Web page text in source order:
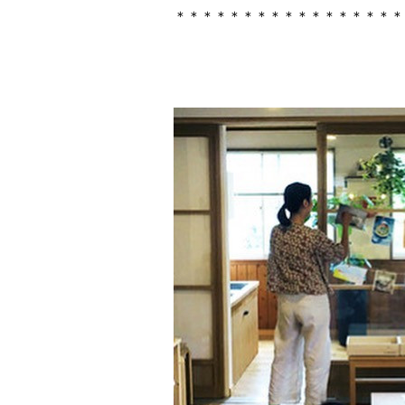
＊＊＊＊＊＊＊＊＊＊＊＊＊＊＊＊